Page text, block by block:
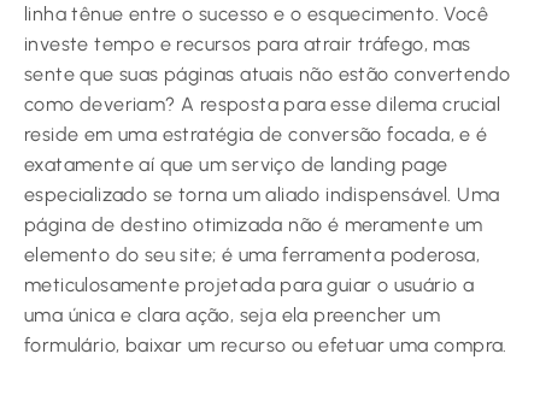
linha tênue entre o sucesso e o esquecimento. Você
investe tempo e recursos para atrair tráfego, mas
sente que suas páginas atuais não estão convertendo
como deveriam? A resposta para esse dilema crucial
reside em uma estratégia de conversão focada, e é
exatamente aí que um serviço de landing page
especializado se torna um aliado indispensável. Uma
página de destino otimizada não é meramente um
elemento do seu site; é uma ferramenta poderosa,
meticulosamente projetada para guiar o usuário a
uma única e clara ação, seja ela preencher um
formulário, baixar um recurso ou efetuar uma compra.